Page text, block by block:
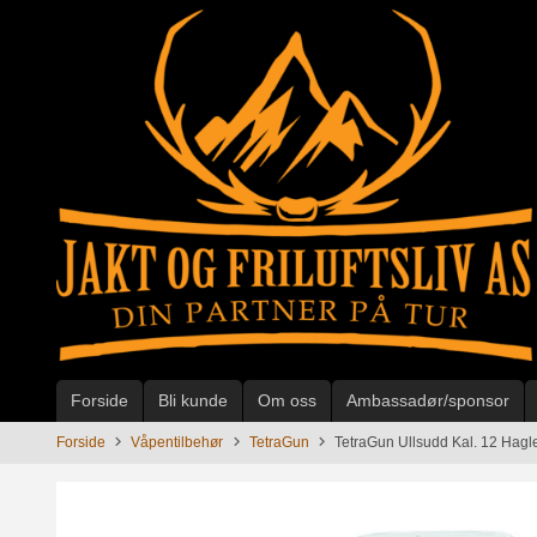
Forside Bli kunde Om oss Ambassadør/sponsor
Forside Våpentilbehør TetraGun TetraGun Ullsudd Kal. 12